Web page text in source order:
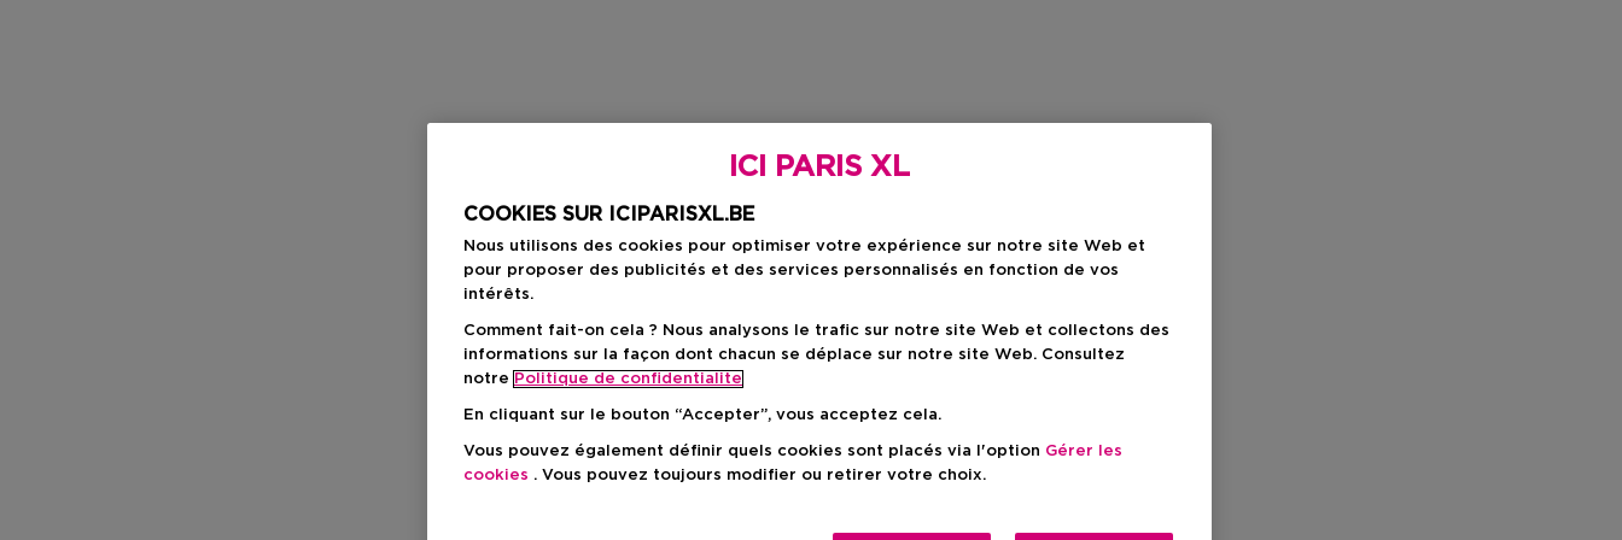
ICI PARIS XL
COOKIES SUR ICIPARISXL.BE
Nous utilisons des cookies pour optimiser votre expérience sur notre site Web et
pour proposer des publicités et des services personnalisés en fonction de vos
intérêts.
Comment fait-on cela ? Nous analysons le trafic sur notre site Web et collectons des
informations sur la façon dont chacun se déplace sur notre site Web. Consultez
notre Politique de confidentialite
En cliquant sur le bouton “Accepter”, vous acceptez cela.
Vous pouvez également définir quels cookies sont placés via l'option Gérer les
cookies . Vous pouvez toujours modifier ou retirer votre choix.